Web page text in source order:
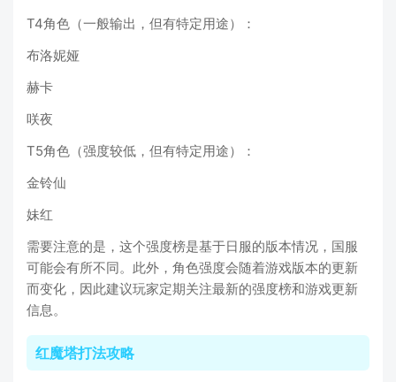
T4角色（一般输出，但有特定用途）：
布洛妮娅
赫卡
咲夜
T5角色（强度较低，但有特定用途）：
金铃仙
妹红
需要注意的是，这个强度榜是基于日服的版本情况，国服
可能会有所不同。此外，角色强度会随着游戏版本的更新
而变化，因此建议玩家定期关注最新的强度榜和游戏更新
信息。
红魔塔打法攻略